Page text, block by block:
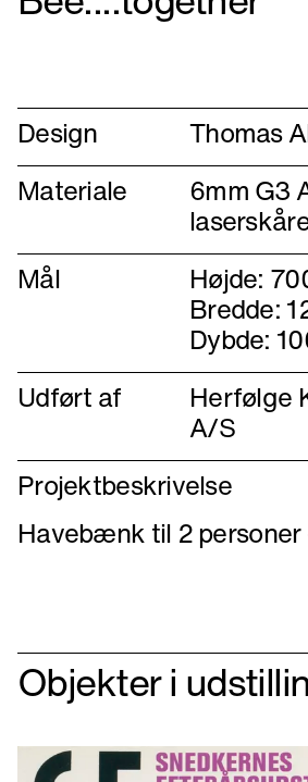
Design
Thomas
Materiale
6mm G3
Mål
Højde:
Bredde:
Dybde:
Udført af
Herfølge
A/S
Projektbeskrivelse
Havebænk til 2 personer
Objekter i